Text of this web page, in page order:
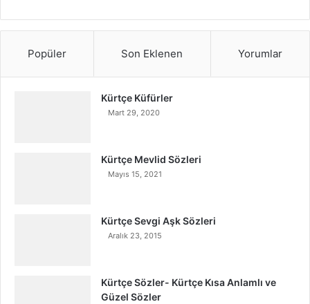
Popüler Son Eklenen Yorumlar
Kürtçe Küfürler
Mart 29, 2020
Kürtçe Mevlid Sözleri
Mayıs 15, 2021
Kürtçe Sevgi Aşk Sözleri
Aralık 23, 2015
Kürtçe Sözler- Kürtçe Kısa Anlamlı ve
Güzel Sözler